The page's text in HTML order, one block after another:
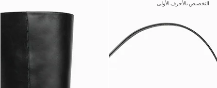
التخصيص بالأحرف الأولى